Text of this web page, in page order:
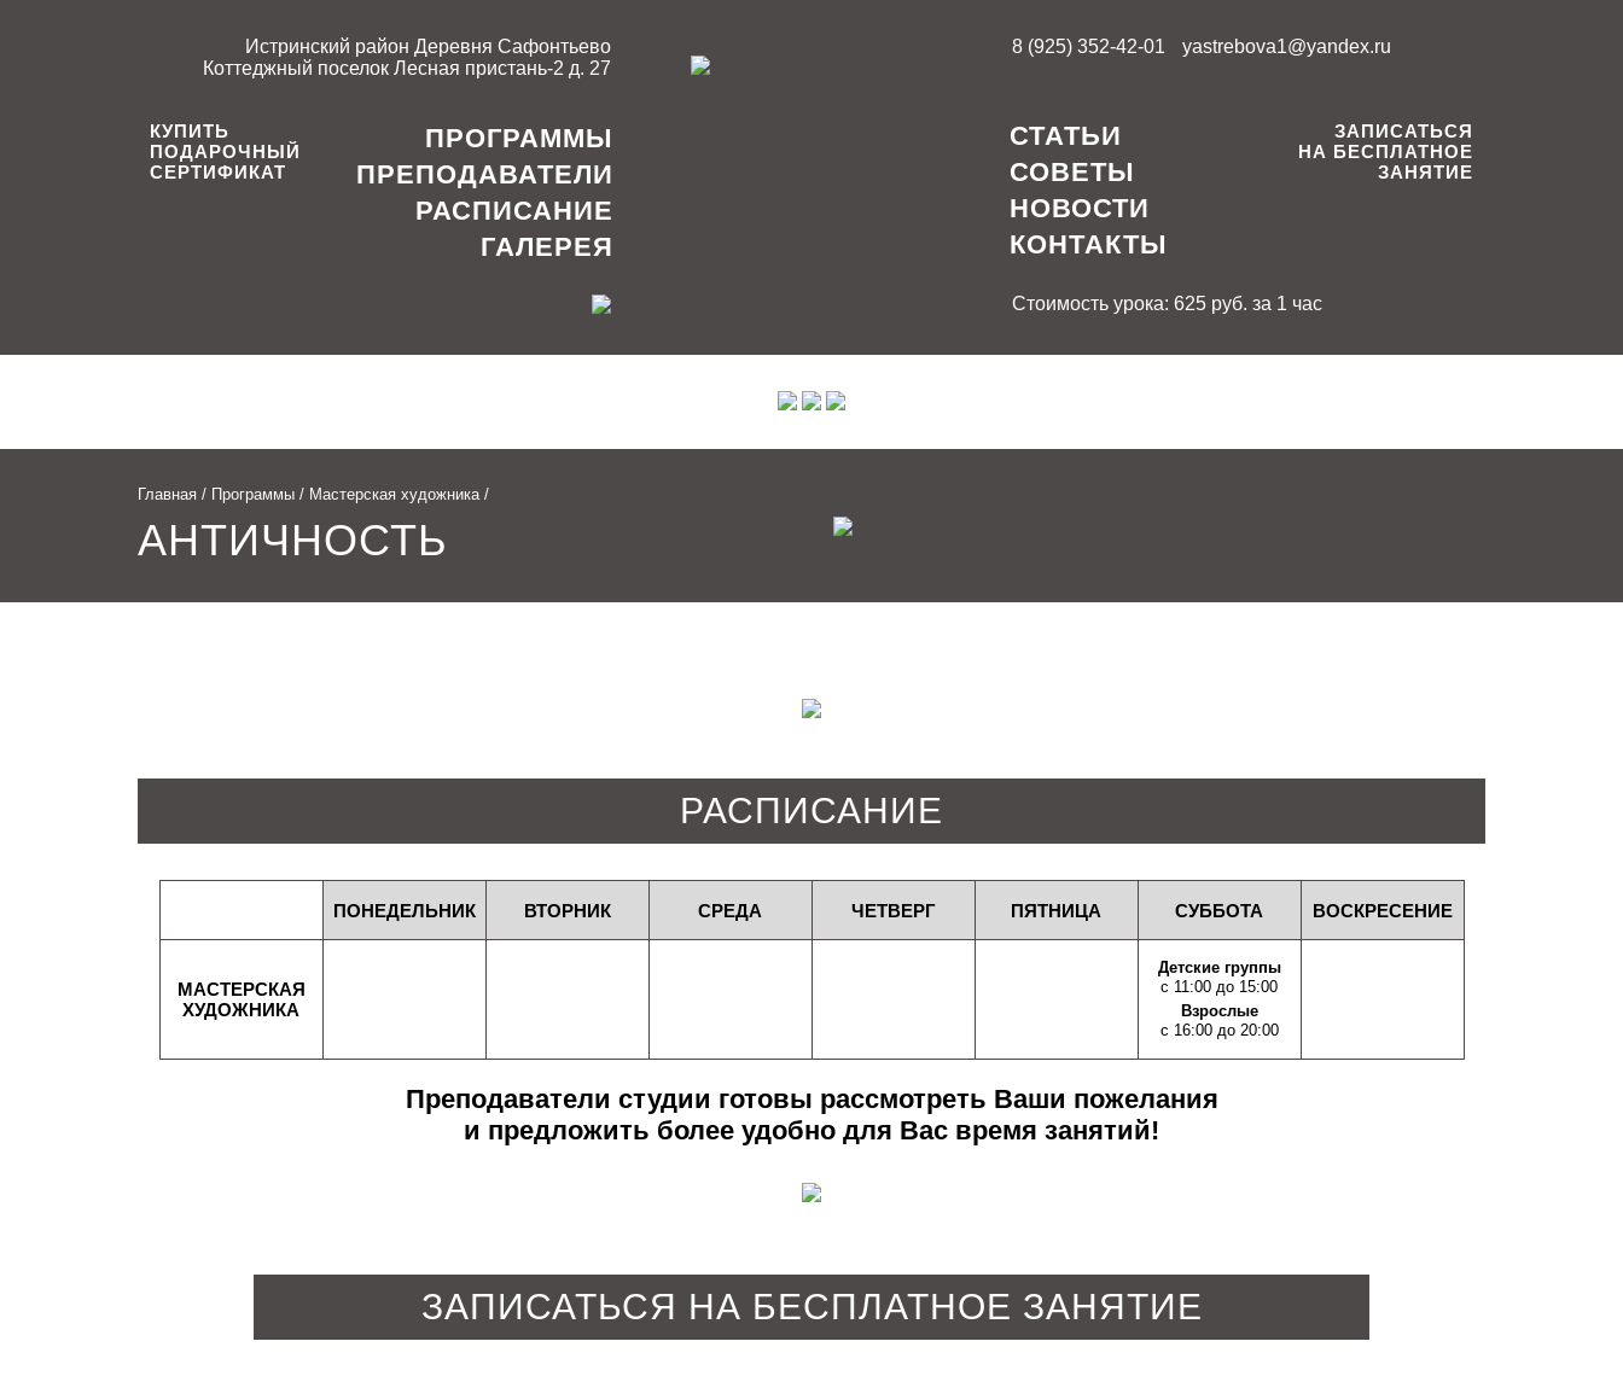
Истринский район Деревня Сафонтьево
Коттеджный поселок Лесная пристань-2 д. 27
КУПИТЬ
ПОДАРОЧНЫЙ
СЕРТИФИКАТ
ПРОГРАММЫ
ПРЕПОДАВАТЕЛИ
РАСПИСАНИЕ
ГАЛЕРЕЯ
8 (925) 352-42-01 yastrebova1@yandex.ru
СТАТЬИ
СОВЕТЫ
НОВОСТИ
КОНТАКТЫ
ЗАПИСАТЬСЯ
НА БЕСПЛАТНОЕ
ЗАНЯТИЕ
Стоимость урока: 625 руб. за 1 час
Главная / Программы / Мастерская художника/
АНТИЧНОСТЬ
РАСПИСАНИЕ
ПОНЕДЕЛЬНИК ВТОРНИК СРЕДА ЧЕТВЕРГ ПЯТНИЦА СУББОТА ВОСКРЕСЕНИЕ
МАСТЕРСКАЯ
ХУДОЖНИКА
Детские группы
с 11:00 до 15:00
Взрослые
с 16:00 до 20:00
Преподаватели студии готовы рассмотреть Ваши пожелания
и предложить более удобно для Вас время занятий!
ЗАПИСАТЬСЯ НА БЕСПЛАТНОЕ ЗАНЯТИЕ